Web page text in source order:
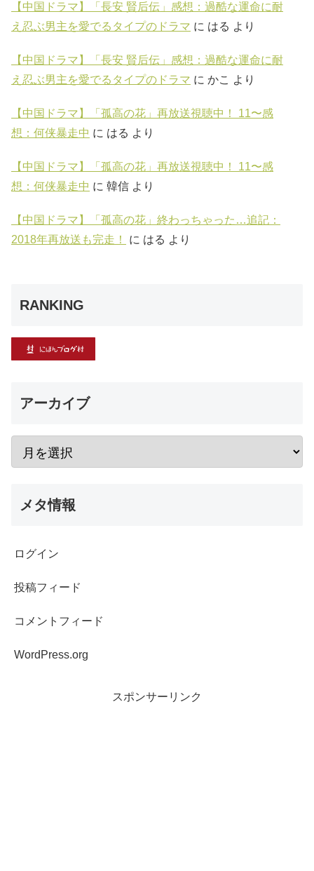
【中国ドラマ】「長安 賢后伝」感想：過酷な運命に耐
え忍ぶ男主を愛でるタイプのドラマ に はる より
【中国ドラマ】「長安 賢后伝」感想：過酷な運命に耐
え忍ぶ男主を愛でるタイプのドラマ に かこ より
【中国ドラマ】「孤高の花」再放送視聴中！ 11〜感
想：何侠暴走中 に はる より
【中国ドラマ】「孤高の花」再放送視聴中！ 11〜感
想：何侠暴走中 に 韓信 より
【中国ドラマ】「孤高の花」終わっちゃった…追記：
2018年再放送も完走！
に はる より
RANKING
アーカイブ
メタ情報
ログイン
投稿フィード
コメントフィード
WordPress.org
スポンサーリンク